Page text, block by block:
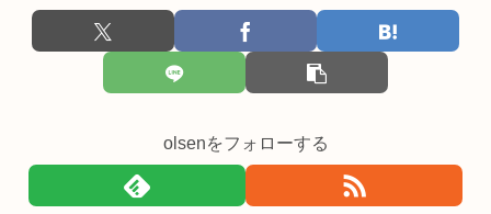
olsenをフォローする